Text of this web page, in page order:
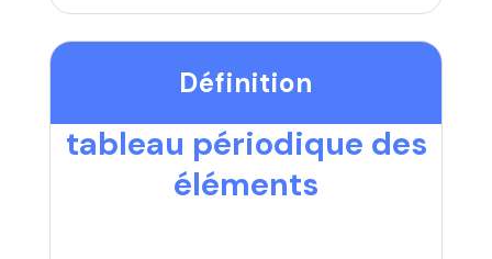
Définition
tableau périodique des
éléments